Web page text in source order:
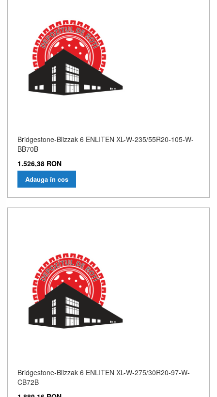
Bridgestone-Blizzak 6 ENLITEN XL-W-235/55R20-105-W-
BB70B
1.526,38 RON
Adauga în cos
Bridgestone-Blizzak 6 ENLITEN XL-W-275/30R20-97-W-
CB72B